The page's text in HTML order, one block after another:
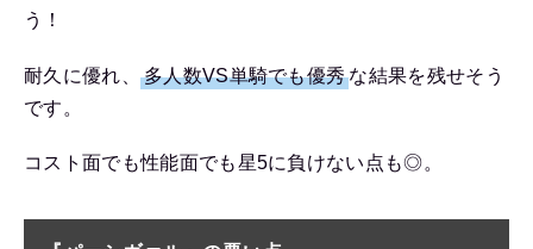
う！
耐久に優れ、 多人数VS単騎でも優秀 な結果を残せそう
です。
コスト面でも性能面でも星5に負けない点も◎。